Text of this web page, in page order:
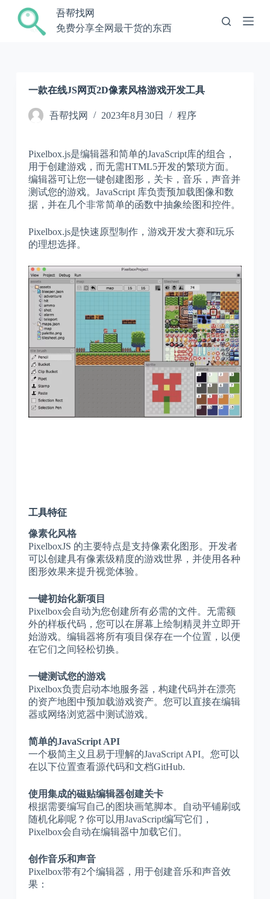
跳
过
吾帮找网
免费分享全网最干货的东西
一款在线JS网页2D像素风格游戏开发工具
吾帮找网 2023年8月30日 程序
Pixelbox.js是编辑器和简单的JavaScript库的组合，
用于创建游戏，而无需HTML5开发的繁琐方面。
编辑器可让您一键创建图形，关卡，音乐，声音并
测试您的游戏。JavaScript 库负责预加载图像和数
据，并在几个非常简单的函数中抽象绘图和控件。
Pixelbox.js是快速原型制作，游戏开发大赛和玩乐
的理想选择。
工具特征
像素化风格
PixelboxJS 的主要特点是支持像素化图形。开发者
可以创建具有像素级精度的游戏世界，并使用各种
图形效果来提升视觉体验。
一键初始化新项目
Pixelbox会自动为您创建所有必需的文件。无需额
外的样板代码，您可以在屏幕上绘制精灵并立即开
始游戏。编辑器将所有项目保存在一个位置，以便
在它们之间轻松切换。
一键测试您的游戏
Pixelbox负责启动本地服务器，构建代码并在漂亮
的资产地图中预加载游戏资产。您可以直接在编辑
器或网络浏览器中测试游戏。
简单的JavaScript API
一个极简主义且易于理解的JavaScript API。您可以
在以下位置查看源代码和文档GitHub.
使用集成的磁贴编辑器创建关卡
根据需要编写自己的图块画笔脚本。自动平铺刷或
随机化刷呢？你可以用JavaScript编写它们，
Pixelbox会自动在编辑器中加载它们。
创作音乐和声音
Pixelbox带有2个编辑器，用于创建音乐和声音效
果：